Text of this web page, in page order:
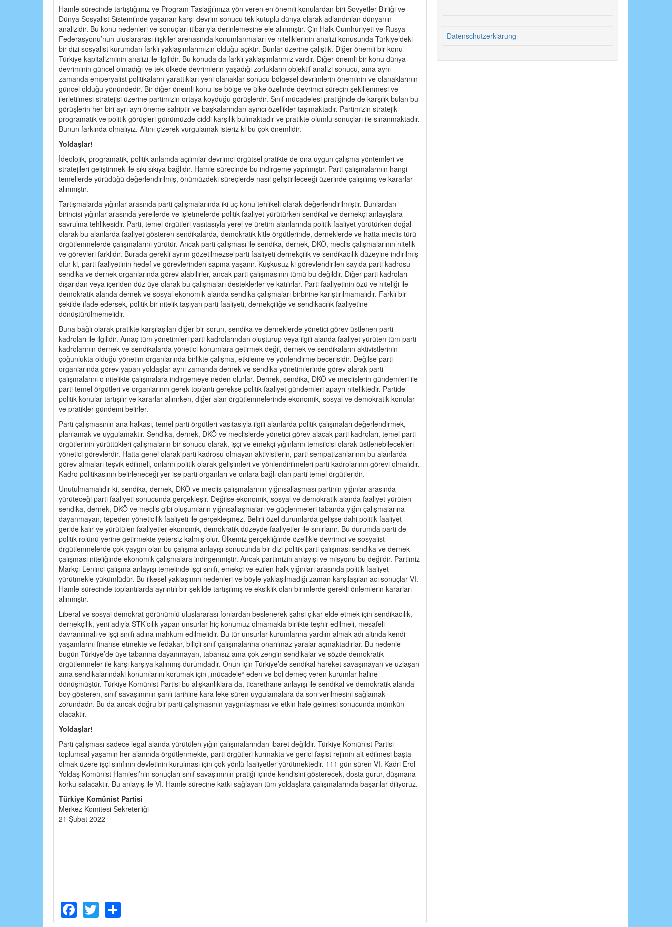
Hamle sürecinde tartıştığımız ve Program Taslağı’mıza yön veren en önemli konulardan biri Sovyetler Birliği ve
Dünya Sosyalist Sistemi’nde yaşanan karşı-devrim sonucu tek kutuplu dünya olarak adlandırılan dünyanın
analizidir. Bu konu nedenleri ve sonuçları itibarıyla derinlemesine ele alınmıştır. Çin Halk Cumhuriyeti ve Rusya
Federasyonu’nun uluslararası ilişkiler arenasında konumlanmaları ve niteliklerinin analizi konusunda Türkiye’deki
bir dizi sosyalist kurumdan farklı yaklaşımlarımızın olduğu açıktır. Bunlar üzerine çalıştık. Diğer önemli bir konu
Türkiye kapitalizminin analizi ile ilgilidir. Bu konuda da farklı yaklaşımlarımız vardır. Diğer önemli bir konu dünya
devriminin güncel olmadığı ve tek ülkede devrimlerin yaşadığı zorlukların objektif analizi sonucu, ama aynı
zamanda emperyalist politikaların yarattıkları yeni olanaklar sonucu bölgesel devrimlerin öneminin ve olanaklarının
güncel olduğu yönündedir. Bir diğer önemli konu ise bölge ve ülke özelinde devrimci sürecin şekillenmesi ve
ilerletilmesi stratejisi üzerine partimizin ortaya koyduğu görüşlerdir. Sınıf mücadelesi pratiğinde de karşılık bulan bu
görüşlerin her biri ayrı ayrı öneme sahiptir ve başkalarından ayırıcı özellikler taşımaktadır. Partimizin stratejik
programatik ve politik görüşleri günümüzde ciddi karşılık bulmaktadır ve pratikte olumlu sonuçları ile sınanmaktadır.
Bunun farkında olmalıyız. Altını çizerek vurgulamak isteriz ki bu çok önemlidir.
Yoldaşlar!
İdeolojik, programatik, politik anlamda açılımlar devrimci örgütsel pratikte de ona uygun çalışma yöntemleri ve
stratejileri geliştirmek ile sıkı sıkıya bağlıdır. Hamle sürecinde bu indirgeme yapılmıştır. Parti çalışmalarının hangi
temellerde yürüdüğü değerlendirilmiş, önümüzdeki süreçlerde nasıl geliştirileceeği üzerinde çalışılmış ve kararlar
alınmıştır.
Tartışmalarda yığınlar arasında parti çalışmalarında iki uç konu tehlikeli olarak değerlendirilmiştir. Bunlardan
birincisi yığınlar arasında yerellerde ve işletmelerde politik faaliyet yürütürken sendikal ve dernekçi anlayışlara
savrulma tehlikesidir. Parti, temel örgütleri vasıtasıyla yerel ve üretim alanlarında politik faaliyet yürütürken doğal
olarak bu alanlarda faaliyet gösteren sendikalarda, demokratik kitle örgütlerinde, derneklerde ve hatta meclis türü
örgütlenmelerde çalışmalarını yürütür. Ancak parti çalışması ile sendika, dernek, DKÖ, meclis çalışmalarının nitelik
ve görevleri farklıdır. Burada gerekli ayrım gözetilmezse parti faaliyeti dernekçilik ve sendikacılık düzeyine indirilmiş
olur ki, parti faaliyetinin hedef ve görevlerinden sapma yaşanır. Kuşkusuz ki görevlendirilen sayıda parti kadrosu
sendika ve dernek organlarında görev alabilirler, ancak parti çalışmasının tümü bu değildir. Diğer parti kadroları
dışarıdan veya içeriden düz üye olarak bu çalışmaları desteklerler ve katılırlar. Parti faaliyetinin özü ve niteliği ile
demokratik alanda dernek ve sosyal ekonomik alanda sendika çalışmaları birbirine karıştırılmamalıdır. Farklı bir
şekilde ifade edersek, politik bir nitelik taşıyan parti faaliyeti, dernekçiliğe ve sendikacılık faaliyetine
dönüştürülmemelidir.
Buna bağlı olarak pratikte karşılaşılan diğer bir sorun, sendika ve derneklerde yönetici görev üstlenen parti
kadroları ile ilgilidir. Amaç tüm yönetimleri parti kadrolarından oluşturup veya ilgili alanda faaliyet yürüten tüm parti
kadrolarının dernek ve sendikalarda yönetici konumlara getirmek değil, dernek ve sendikaların aktivistlerinin
çoğunlukta olduğu yönetim organlarında birlikte çalışma, etkileme ve yönlendirme becerisidir. Değilse parti
organlarında görev yapan yoldaşlar aynı zamanda dernek ve sendika yönetimlerinde görev alarak parti
çalışmalarını o nitelikte çalışmalara indirgemeye neden olurlar. Dernek, sendika, DKÖ ve meclislerin gündemleri ile
parti temel örgütleri ve organlarının gerek toplantı gerekse politik faaliyet gündemleri apayrı niteliktedir. Partide
politik konular tartışılır ve kararlar alınırken, diğer alan örgütlenmelerinde ekonomik, sosyal ve demokratik konular
ve pratikler gündemi belirler.
Parti çalışmasının ana halkası, temel parti örgütleri vasıtasıyla ilgili alanlarda politik çalışmaları değerlendirmek,
planlamak ve uygulamaktır. Sendika, dernek, DKÖ ve meclislerde yönetici görev alacak parti kadroları, temel parti
örgütlerinin yürüttükleri çalışmaların bir sonucu olarak, işçi ve emekçi yığınların temsilcisi olarak üstlenebilecekleri
yönetici görevlerdir. Hatta genel olarak parti kadrosu olmayan aktivistlerin, parti sempatizanlarının bu alanlarda
görev almaları teşvik edilmeli, onların politik olarak gelişimleri ve yönlendirilmeleri parti kadrolarının görevi olmalıdır.
Kadro politikasının belirleneceği yer ise parti organları ve onlara bağlı olan parti temel örgütleridir.
Unutulmamalıdır ki, sendika, dernek, DKÖ ve meclis çalışmalarının yığınsallaşması partinin yığınlar arasında
yürüteceği parti faaliyeti sonucunda gerçekleşir. Değilse ekonomik, sosyal ve demokratik alanda faaliyet yürüten
sendika, dernek, DKÖ ve meclis gibi oluşumların yığınsallaşmaları ve güçlenmeleri tabanda yığın çalışmalarına
dayanmayan, tepeden yöneticilik faaliyeti ile gerçekleşmez. Belirli özel durumlarda gelişse dahi politik faaliyet
geride kalır ve yürütülen faaliyetler ekonomik, demokratik düzeyde faaliyetler ile sınırlanır. Bu durumda parti de
politik rolünü yerine getirmekte yetersiz kalmış olur. Ülkemiz gerçekliğinde özellikle devrimci ve sosyalist
örgütlenmelerde çok yaygın olan bu çalışma anlayışı sonucunda bir dizi politik parti çalışması sendika ve dernek
çalışması niteliğinde ekonomik çalışmalara indirgenmiştir. Ancak partimizin anlayışı ve misyonu bu değildir. Partimiz
Markçı-Leninci çalışma anlayışı temelinde işçi sınıfı, emekçi ve ezilen halk yığınları arasında politik faaliyet
yürütmekle yükümlüdür. Bu ilkesel yaklaşımın nedenleri ve böyle yaklaşılmadığı zaman karşılaşılan acı sonuçlar VI.
Hamle sürecinde toplantılarda ayrıntılı bir şekilde tartışılmış ve eksiklik olan birimlerde gerekli önlemlerin kararları
alınmıştır.
Liberal ve sosyal demokrat görünümlü uluslararası fonlardan beslenerek şahsi çıkar elde etmek için sendikacılık,
dernekçilik, yeni adıyla STK’cılık yapan unsurlar hiç konumuz olmamakla birlikte teşhir edilmeli, mesafeli
davranılmalı ve işçi sınıfı adına mahkum edilmelidir. Bu tür unsurlar kurumlarına yardım almak adı altında kendi
yaşamlarını finanse etmekte ve fedakar, biliçli sınıf çalışmalarına onarılmaz yaralar açmaktadırlar. Bu nedenle
bugün Türkiye’de üye tabanına dayanmayan, tabansız ama çok zengin sendikalar ve sözde demokratik
örgütlenmeler ile karşı karşıya kalınmış durumdadır. Onun için Türkiye’de sendikal hareket savaşmayan ve uzlaşan
ama sendikalarındaki konumlarını korumak için „mücadele“ eden ve bol demeç veren kurumlar haline
dönüşmüştür. Türkiye Komünist Partisi bu alışkanlıklara da, ticarethane anlayışı ile sendikal ve demokratik alanda
boy gösteren, sınıf savaşımının şanlı tarihine kara leke süren uygulamalara da son verilmesini sağlamak
zorundadır. Bu da ancak doğru bir parti çalışmasının yaygınlaşması ve etkin hale gelmesi sonucunda mümkün
olacaktır.
Yoldaşlar!
Parti çalışması sadece legal alanda yürütülen yığın çalışmalarından ibaret değildir. Türkiye Komünist Partisi
toplumsal yaşamın her alanında örgütlenmekte, parti örgütleri kurmakta ve gerici faşist rejimin alt edilmesi başta
olmak üzere işçi sınıfının devletinin kurulması için çok yönlü faaliyetler yürütmektedir. 111 gün süren VI. Kadri Erol
Yoldaş Komünist Hamlesi’nin sonuçları sınıf savaşımının pratiği içinde kendisini gösterecek, dosta gurur, düşmana
korku salacaktır. Bu anlayış ile VI. Hamle sürecine katkı sağlayan tüm yoldaşlara çalışmalarında başarılar diliyoruz.
Türkiye Komünist Partisi
Merkez Komitesi Sekreterliği
21 Şubat 2022
Facebook
Twitter
Datenschutzerklärung